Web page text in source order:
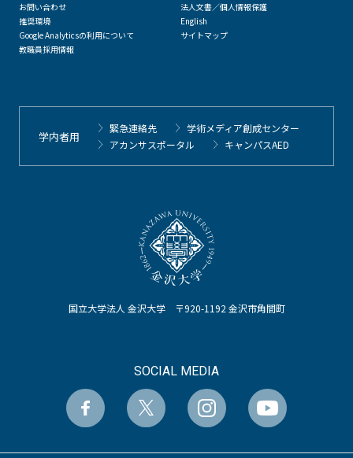
国立大学法人 金沢大学 〒920-1192 金沢市角間町
SOCIAL MEDIA
お問い合わせ
推奨環境
Google Analyticsの利用について
教職員採用情報
法人文書／個人情報保護
English
サイトマップ
学内者用
緊急連絡先
学術メディア創成センター
アカンサスポータル
キャンパスAED